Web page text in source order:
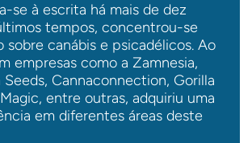
se à escrita há mais de dez
tempos, concentrou-se
sobre canábis e psicadélicos. Ao
empresas como a Zamnesia,
Seeds, Cannaconnection, Gorilla
entre outras, adquiriu uma
em diferentes áreas deste